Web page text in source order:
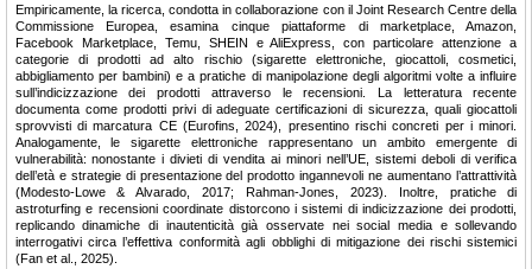
Empiricamente, la ricerca, condotta in collaborazione con il Joint Research Centre della
Commissione Europea, esamina cinque piattaforme di marketplace, Amazon,
Facebook Marketplace, Temu, SHEIN e AliExpress, con particolare attenzione a
categorie di prodotti ad alto rischio (sigarette elettroniche, giocattoli, cosmetici,
abbigliamento per bambini) e a pratiche di manipolazione degli algoritmi volte a influire
sull’indicizzazione dei prodotti attraverso le recensioni. La letteratura recente
documenta come prodotti privi di adeguate certificazioni di sicurezza, quali giocattoli
sprovvisti di marcatura CE (Eurofins, 2024), presentino rischi concreti per i minori.
Analogamente, le sigarette elettroniche rappresentano un ambito emergente di
vulnerabilità: nonostante i divieti di vendita ai minori nell’UE, sistemi deboli di verifica
dell’età e strategie di presentazione del prodotto ingannevoli ne aumentano l’attrattività
(Modesto-Lowe & Alvarado, 2017; Rahman-Jones, 2023). Inoltre, pratiche di
astroturfing e recensioni coordinate distorcono i sistemi di indicizzazione dei prodotti,
replicando dinamiche di inautenticità già osservate nei social media e sollevando
interrogativi circa l’effettiva conformità agli obblighi di mitigazione dei rischi sistemici
(Fan et al., 2025).